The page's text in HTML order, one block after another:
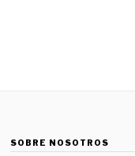
SOBRE NOSOTROS